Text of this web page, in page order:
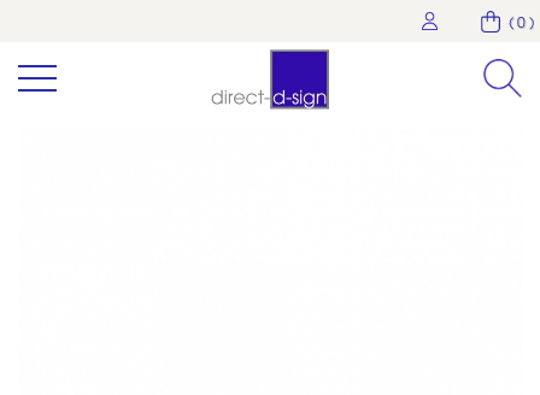
( 0 )